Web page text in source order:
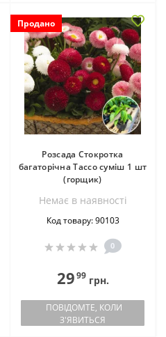
Продано
Розсада Стокротка
багаторічна Тассо суміш 1 шт
(горщик)
Немає в наявностi
Код товару: 90103
0
2999грн.
ПОВІДОМТЕ, КОЛИ
З'ЯВИТЬСЯ